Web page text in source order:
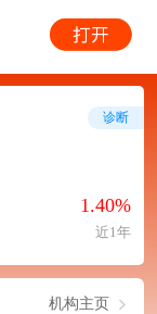
1.40%
近1年
诊断
机构主页